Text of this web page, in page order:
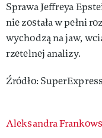
Sprawa Jeffreya
nie została w pełni
wychodzą na jaw,
rzetelnej analizy.
Źródło:
Authors
Aleksandra